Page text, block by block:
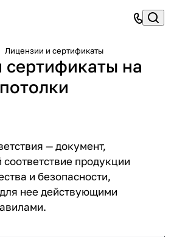
Лицензии и сертификаты
сертификаты на
— документ,
продукции
и безопасности,
нее действующими